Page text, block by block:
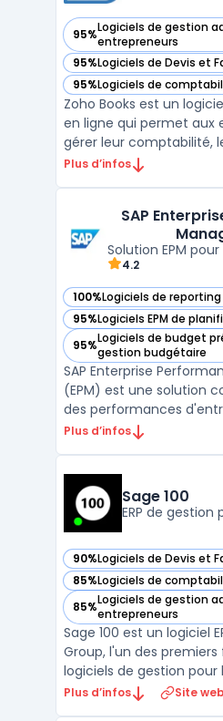
95%Logiciels de gestion
entrepreneurs
— voir Zoho Books dans
95%Logiciels de Devis et
— voir Zoho Books dans
95%Logiciels de
— voir Zoho Books dans
Zoho Books est un
en ligne qui permet aux
gérer leur comptabilité,
leur gestion de stock,
leurs tâches
comme l' ...
Plus d’infos
SAP
Solution EPM
4.2
100%Logiciels de
— voir SAP Enterprise
95%Logiciels EPM de
— voir SAP Enterprise
95%Logiciels de budget
gestion budgétaire
— voir SAP Enterprise
SAP Enterprise
(EPM) est une solution
des performances
pour aider les
intègre des outils
modélisation ...
Plus d’infos
Sage 100
ERP de gestion
90%Logiciels de Devis et
— voir Sage 100 dans
85%Logiciels de
— voir Sage 100 dans
85%Logiciels de gestion
entrepreneurs
— voir Sage 100 dans cette
Sage 100 est un logiciel
Group, l'un des premiers
logiciels de gestion pour
couvre la comptabilité
Plus d’infos Site web